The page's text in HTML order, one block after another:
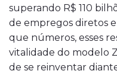
superando R$ 110
de empregos diretos
que números, esses
vitalidade do modelo
de se reinventar